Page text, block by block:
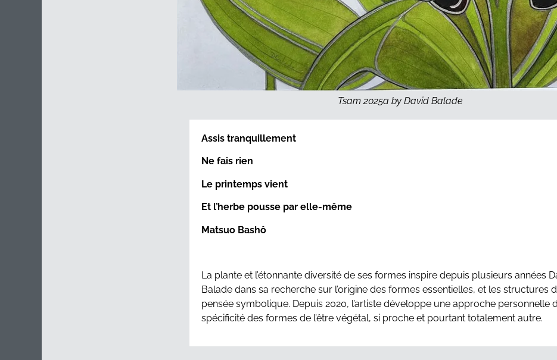
Assis tranquillement
Ne fais rien
Le printemps vient
Et l’herbe pousse par elle-même
Matsuo Bashô
La plante et l’étonnante diversité de ses formes inspire depuis plusieurs années
Balade dans sa recherche sur l’origine des formes essentielles, et les structures
pensée symbolique. Depuis 2020, l’artiste développe une approche personnelle
spécificité des formes de l’être végétal, si proche et pourtant totalement autre.